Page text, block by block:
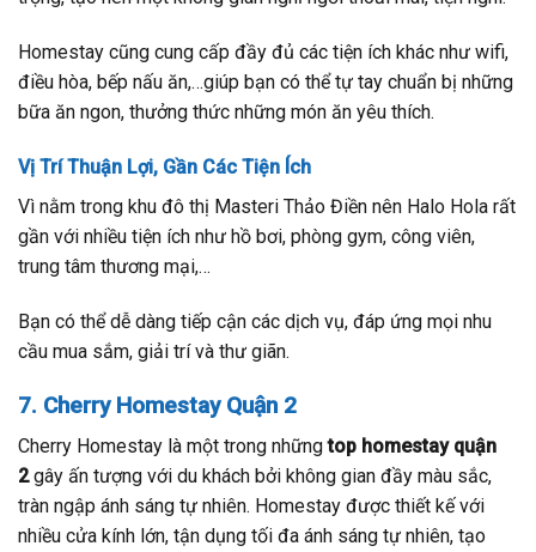
Homestay cũng cung cấp đầy đủ các tiện ích khác như wifi,
điều hòa, bếp nấu ăn,…giúp bạn có thể tự tay chuẩn bị những
bữa ăn ngon, thưởng thức những món ăn yêu thích.
Vị Trí Thuận Lợi, Gần Các Tiện Ích
Vì nằm trong khu đô thị Masteri Thảo Điền nên Halo Hola rất
gần với nhiều tiện ích như hồ bơi, phòng gym, công viên,
trung tâm thương mại,…
Bạn có thể dễ dàng tiếp cận các dịch vụ, đáp ứng mọi nhu
cầu mua sắm, giải trí và thư giãn.
7. Cherry Homestay Quận 2
Cherry Homestay là một trong nhữngtop homestay quận
2gây ấn tượng với du khách bởi không gian đầy màu sắc,
tràn ngập ánh sáng tự nhiên. Homestay được thiết kế với
nhiều cửa kính lớn, tận dụng tối đa ánh sáng tự nhiên, tạo